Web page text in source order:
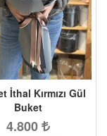
İthal Kırmızı Gül
Buket
4.800